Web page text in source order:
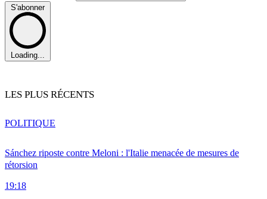
S'abonner
Loading...
LES PLUS RÉCENTS
Sánchez riposte contre Meloni : l'Italie menacée de mesures de
rétorsion
19:18
POLITIQUE